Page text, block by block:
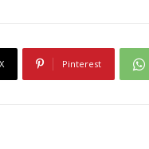
X Pinterest